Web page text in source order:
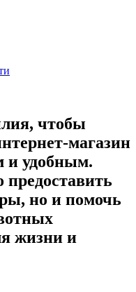
чтобы
магазин
и удобным.
но и помочь
жизни и